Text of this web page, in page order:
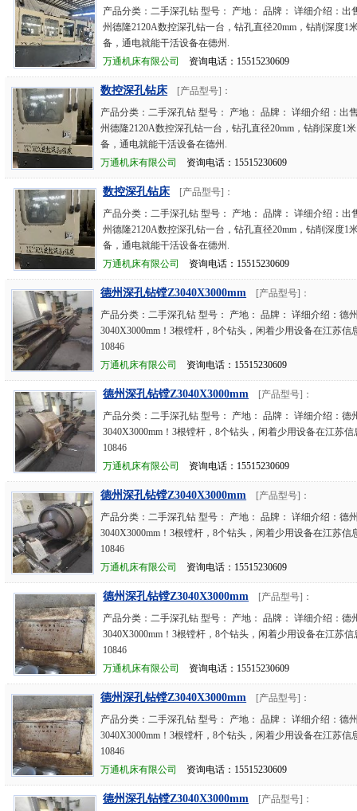
产品分类：二手深孔钻 型号： 产地： 品牌： 详细介绍：出
州德隆2120A数控深孔钻一台，钻孔直径20mm，钻削深度1
备，通电就能干活设备在德州.
万通机床有限公司
资询电话：15515230609
数控深孔钻床
[产品型号]：
产品分类：二手深孔钻 型号： 产地： 品牌： 详细介绍：出
州德隆2120A数控深孔钻一台，钻孔直径20mm，钻削深度1
备，通电就能干活设备在德州.
万通机床有限公司
资询电话：15515230609
数控深孔钻床
[产品型号]：
产品分类：二手深孔钻 型号： 产地： 品牌： 详细介绍：出
州德隆2120A数控深孔钻一台，钻孔直径20mm，钻削深度1
备，通电就能干活设备在德州.
万通机床有限公司
资询电话：15515230609
德州深孔钻镗Z3040X3000mm
[产品型号]：
产品分类：二手深孔钻 型号： 产地： 品牌： 详细介绍：德
3040X3000mm！3根镗杆，8个钻头，闲着少用设备在江苏信
10846
万通机床有限公司
资询电话：15515230609
德州深孔钻镗Z3040X3000mm
[产品型号]：
产品分类：二手深孔钻 型号： 产地： 品牌： 详细介绍：德
3040X3000mm！3根镗杆，8个钻头，闲着少用设备在江苏信
10846
万通机床有限公司
资询电话：15515230609
德州深孔钻镗Z3040X3000mm
[产品型号]：
产品分类：二手深孔钻 型号： 产地： 品牌： 详细介绍：德
3040X3000mm！3根镗杆，8个钻头，闲着少用设备在江苏信
10846
万通机床有限公司
资询电话：15515230609
德州深孔钻镗Z3040X3000mm
[产品型号]：
产品分类：二手深孔钻 型号： 产地： 品牌： 详细介绍：德
3040X3000mm！3根镗杆，8个钻头，闲着少用设备在江苏信
10846
万通机床有限公司
资询电话：15515230609
德州深孔钻镗Z3040X3000mm
[产品型号]：
产品分类：二手深孔钻 型号： 产地： 品牌： 详细介绍：德
3040X3000mm！3根镗杆，8个钻头，闲着少用设备在江苏信
10846
万通机床有限公司
资询电话：15515230609
德州深孔钻镗Z3040X3000mm
[产品型号]：